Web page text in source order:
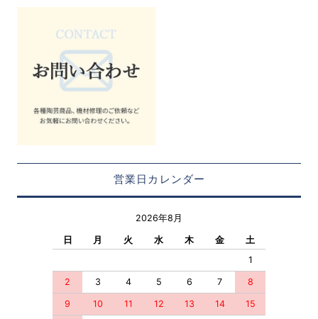
営業日カレンダー
2026年8月
日 月 火 水 木 金
土
1
2 3 4 5 6 7 8
9 10 11 12 13 14 15